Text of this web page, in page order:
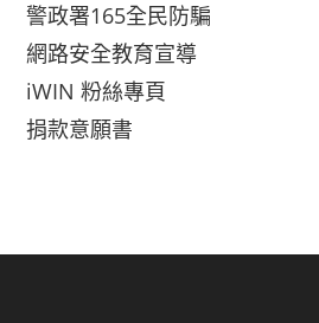
警政署165全民防騙
網路安全教育宣導
iWIN 粉絲專頁
捐款意願書